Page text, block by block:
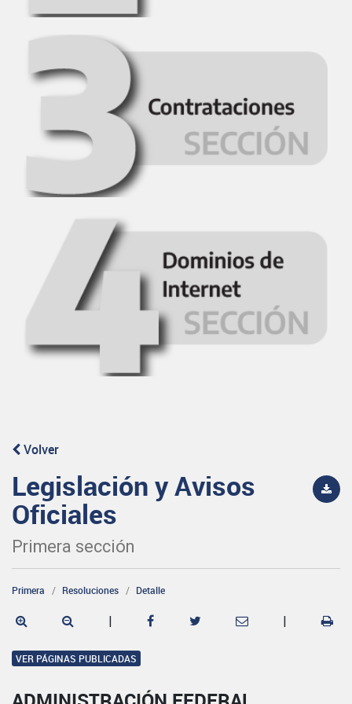
Volver
Legislación y Avisos
Oficiales
Primera sección
Primera Resoluciones Detalle
| |
VER PÁGINAS PUBLICADAS